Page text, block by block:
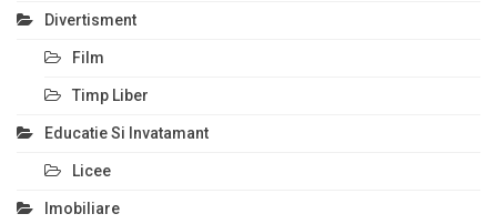
Divertisment
Film
Timp Liber
Educatie Si Invatamant
Licee
Imobiliare